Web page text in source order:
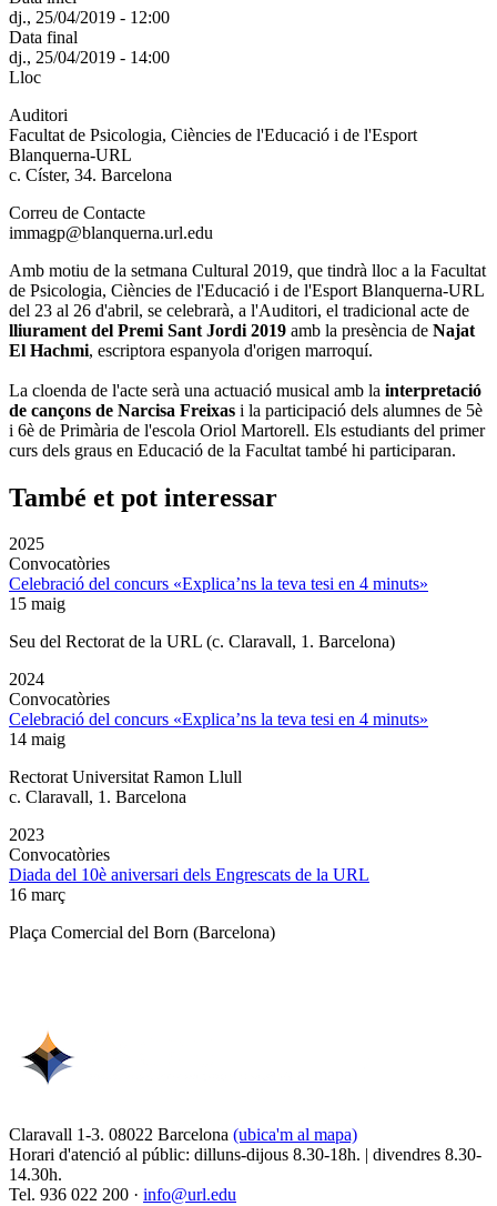
dj., 25/04/2019 - 12:00
Data final
dj., 25/04/2019 - 14:00
Lloc
Auditori
Facultat de Psicologia, Ciències de l'Educació i de l'Esport
Blanquerna-URL
c. Císter, 34. Barcelona
Correu de Contacte
immagp@blanquerna.url.edu
Amb motiu de la setmana Cultural 2019, que tindrà lloc a la Facultat
de Psicologia, Ciències de l'Educació i de l'Esport Blanquerna-URL
del 23 al 26 d'abril, se celebrarà, a l'Auditori, el tradicional acte de
lliurament del Premi Sant Jordi 2019 amb la presència de Najat
El Hachmi, escriptora espanyola d'origen marroquí.
La cloenda de l'acte serà una actuació musical amb la interpretació
de cançons de Narcisa Freixas i la participació dels alumnes de 5è
i 6è de Primària de l'escola Oriol Martorell. Els estudiants del primer
curs dels graus en Educació de la Facultat també hi participaran.
També et pot interessar
2025
Convocatòries
Celebració del concurs «Explica’ns la teva tesi en 4 minuts»
15 maig
Seu del Rectorat de la URL (c. Claravall, 1. Barcelona)
2024
Convocatòries
Celebració del concurs «Explica’ns la teva tesi en 4 minuts»
14 maig
Rectorat Universitat Ramon Llull
c. Claravall, 1. Barcelona
2023
Convocatòries
Diada del 10è aniversari dels Engrescats de la URL
16 març
Plaça Comercial del Born (Barcelona)
Claravall 1-3. 08022 Barcelona (ubica'm al mapa)
Horari d'atenció al públic: dilluns-dijous 8.30-18h. | divendres 8.30-
14.30h.
Tel. 936 022 200 · info@url.edu